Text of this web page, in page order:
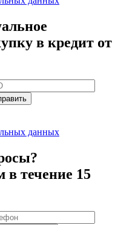
в кредит от
данных
течение 15